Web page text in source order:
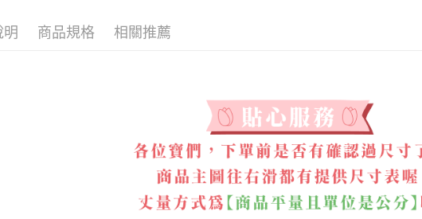
明 商品規格 相關推薦